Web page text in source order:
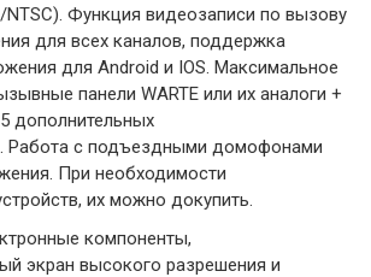
Функция видеозаписи по вызову
для всех каналов, поддержка
для Android и IOS. Максимальное
панели WARTE или их аналоги +
дополнительных
Работа с подъездными домофонами
При необходимости
их можно докупить.
компоненты,
экран высокого разрешения и